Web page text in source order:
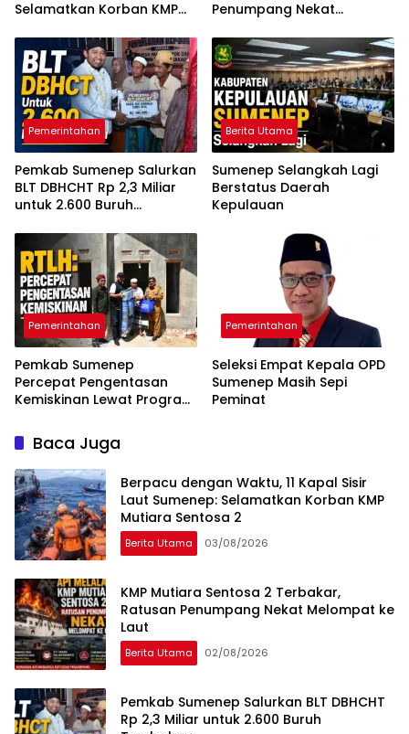
Selamatkan Korban KMP
Penumpang Nekat
Pemerintahan
Pemkab Sumenep Salurkan
BLT DBHCHT Rp 2,3 Miliar
untuk 2.600 Buruh
Berita Utama
Sumenep Selangkah Lagi
Berstatus Daerah
Kepulauan
Pemerintahan
Pemkab Sumenep
Percepat Pengentasan
Kemiskinan Lewat Program
Pemerintahan
Seleksi Empat Kepala OPD
Sumenep Masih Sepi
Peminat
Baca Juga
Berpacu dengan Waktu, 11 Kapal Sisir
Laut Sumenep: Selamatkan Korban KMP
Mutiara Sentosa 2
Berita Utama 03/08/2026
KMP Mutiara Sentosa 2 Terbakar,
Ratusan Penumpang Nekat Melompat ke
Laut
Berita Utama 02/08/2026
Pemkab Sumenep Salurkan BLT DBHCHT
Rp 2,3 Miliar untuk 2.600 Buruh